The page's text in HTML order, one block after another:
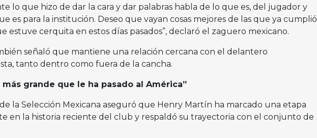
lo que hizo de dar la cara y dar palabras habla de lo que es, del jugador y
es para la institución. Deseo que vayan cosas mejores de las que ya cumplió
estuve cerquita en estos días pasados”, declaró el zaguero mexicano.
señaló que mantiene una relación cercana con el delantero
tanto dentro como fuera de la cancha.
más grande que le ha pasado al América”
la Selección Mexicana aseguró que Henry Martín ha marcado una etapa
en la historia reciente del club y respaldó su trayectoria con el conjunto de